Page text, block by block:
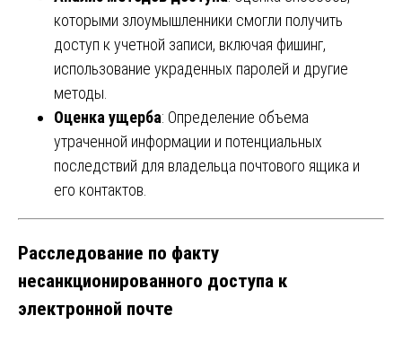
которыми злоумышленники смогли получить
доступ к учетной записи, включая фишинг,
использование украденных паролей и другие
методы.
Оценка ущерба: Определение объема
утраченной информации и потенциальных
последствий для владельца почтового ящика и
его контактов.
Расследование по факту
несанкционированного доступа к
электронной почте